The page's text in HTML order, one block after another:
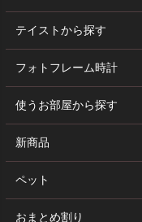
テイストから探す
フォトフレーム時計
使うお部屋から探す
新商品
ペット
おまとめ割り